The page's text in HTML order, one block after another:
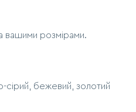
вашими розмірами.
сірий, бежевий, золотий